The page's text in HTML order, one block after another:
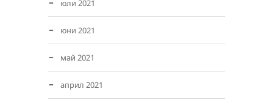
юли 2021
юни 2021
май 2021
април 2021